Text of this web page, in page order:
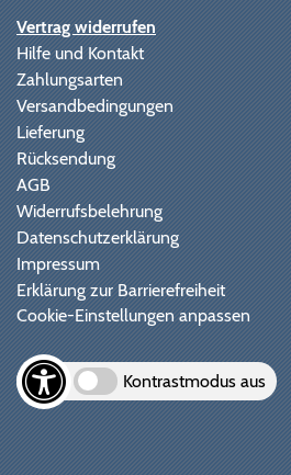
Vertrag widerrufen
Hilfe und Kontakt
Zahlungsarten
Versandbedingungen
Lieferung
Rücksendung
AGB
Widerrufsbelehrung
Datenschutzerklärung
Impressum
Erklärung zur Barrierefreiheit
Cookie-Einstellungen anpassen
Kontrastmodus aus